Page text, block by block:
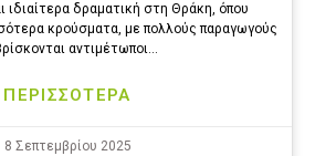
ιδιαίτερα δραματική στη Θράκη, όπου
κρούσματα, με πολλούς παραγωγούς
αντιμέτωποι…
ΠΕΡΙΣΣΟΤΕΡΑ
8 Σεπτεμβρίου 2025